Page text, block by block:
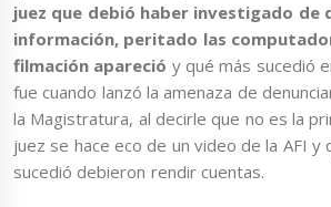
juez que debió haber investigado de
información, peritado las
filmación apareció y qué más sucedió
fue cuando lanzó la amenaza de
la Magistratura, al decirle que no es la
juez se hace eco de un video de la AFI y
sucedió debieron rendir cuentas.